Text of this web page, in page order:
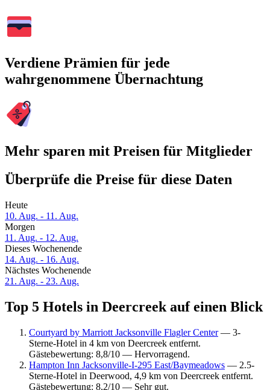
Verdiene Prämien für jede
wahrgenommene Übernachtung
Mehr sparen mit Preisen für Mitglieder
Überprüfe die Preise für diese Daten
Heute
10. Aug. - 11. Aug.
Morgen
11. Aug. - 12. Aug.
Dieses Wochenende
14. Aug. - 16. Aug.
Nächstes Wochenende
21. Aug. - 23. Aug.
Top 5 Hotels in Deercreek auf einen Blick
Courtyard by Marriott Jacksonville Flagler Center— 3-
Sterne-Hotel in 4 km von Deercreek entfernt.
Gästebewertung: 8,8/10 — Hervorragend.
Hampton Inn Jacksonville-I-295 East/Baymeadows — 2.5-
Sterne-Hotel in Deerwood, 4,9 km von Deercreek entfernt.
Gästebewertung: 8,2/10 — Sehr gut.